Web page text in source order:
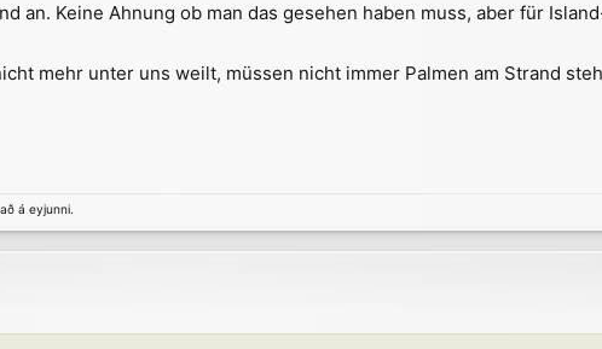
an. Keine Ahnung ob man das gesehen haben muss, aber für
mehr unter uns weilt, müssen nicht immer Palmen am Strand
á eyjunni.